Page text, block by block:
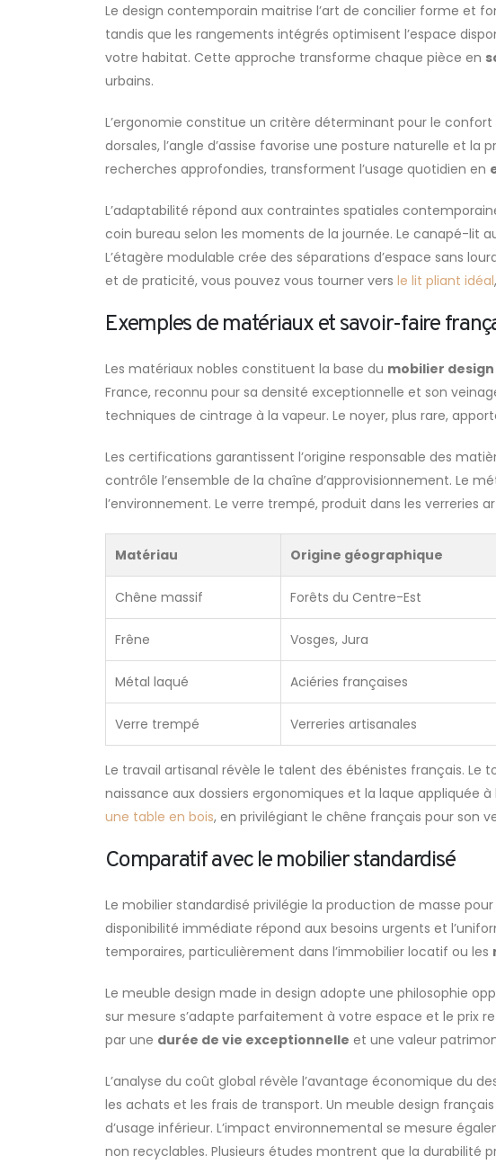
Le design contemporain maitrise l’art de concilier forme et
tandis que les rangements intégrés optimisent l’espace
votre habitat. Cette approche transforme chaque pièce en
urbains.
L’ergonomie constitue un critère déterminant pour le
dorsales, l’angle d’assise favorise une posture naturelle et
recherches approfondies, transforment l’usage quotidien en
L’adaptabilité répond aux contraintes spatiales
coin bureau selon les moments de la journée. Le canapé-lit
L’étagère modulable crée des séparations d’espace sans
et de praticité, vous pouvez vous tourner vers le lit pliant idéal
Exemples de matériaux et savoir-faire
Les matériaux nobles constituent la base du mobilier
France, reconnu pour sa densité exceptionnelle et son
techniques de cintrage à la vapeur. Le noyer, plus rare,
Les certifications garantissent l’origine responsable des
contrôle l’ensemble de la chaîne d’approvisionnement. Le
l’environnement. Le verre trempé, produit dans les verreries
Matériau Origine géographique
Chêne massif Forêts du Centre-Est
Frêne Vosges, Jura
Métal laqué Aciéries françaises
Verre trempé Verreries artisanales
Le travail artisanal révèle le talent des ébénistes français.
naissance aux dossiers ergonomiques et la laque appliquée
une table en bois, en privilégiant le chêne français pour son
Comparatif avec le mobilier standardisé
Le mobilier standardisé privilégie la production de masse
disponibilité immédiate répond aux besoins urgents et
temporaires, particulièrement dans l’immobilier locatif ou les
Le meuble design made in design adopte une philosophie
sur mesure s’adapte parfaitement à votre espace et le prix
par une durée de vie exceptionnelle et une valeur
L’analyse du coût global révèle l’avantage économique du
les achats et les frais de transport. Un meuble design
d’usage inférieur. L’impact environnemental se mesure
non recyclables. Plusieurs études montrent que la durabilité